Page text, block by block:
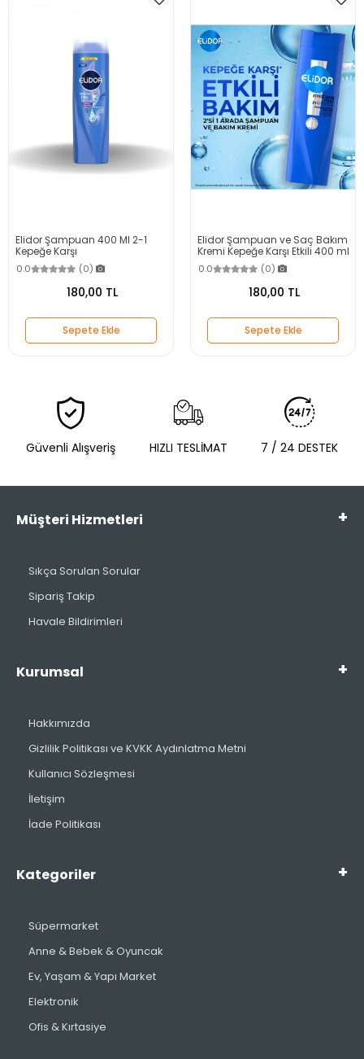
Elidor Şampuan 400 Ml 2-1
Kepeğe Karşı
0.0 (0)
180,00 TL
Sepete Ekle
Elidor Şampuan ve Saç Bakım
Kremi Kepeğe Karşı Etkili 400 ml
0.0 (0)
180,00 TL
Sepete Ekle
Güvenli Alışveriş HIZLI TESLİMAT 7 / 24 DESTEK
Müşteri Hizmetleri
Sıkça Sorulan Sorular
Sipariş Takip
Havale Bildirimleri
Kurumsal
Hakkımızda
Gizlilik Politikası ve KVKK Aydınlatma Metni
Kullanıcı Sözleşmesi
İletişim
İade Politikası
Kategoriler
Süpermarket
Anne & Bebek & Oyuncak
Ev, Yaşam & Yapı Market
Elektronik
Ofis & Kırtasiye